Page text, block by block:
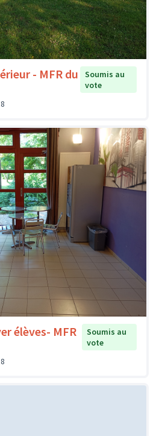
- MFR du
Soumis au
vote
élèves- MFR
Soumis au
vote